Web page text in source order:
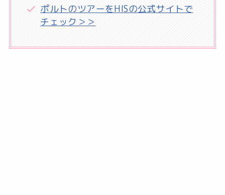
ポルトのツアーをHISの公式サイトで
チェック＞＞